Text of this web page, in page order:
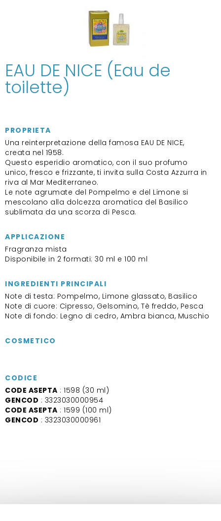
EAU DE NICE (Eau de
toilette)
PROPRIETA
Una reinterpretazione della famosa EAU DE NICE,
creata nel 1958.
Questo esperidio aromatico, con il suo profumo
unico, fresco e frizzante, ti invita sulla Costa Azzurra in
riva al Mar Mediterraneo.
Le note agrumate del Pompelmo e del Limone si
mescolano alla dolcezza aromatica del Basilico
sublimata da una scorza di Pesca.
APPLICAZIONE
Fragranza mista
Disponibile in 2 formati: 30 ml e 100 ml
INGREDIENTI PRINCIPALI
Note di testa: Pompelmo, Limone glassato, Basilico
Note di cuore: Cipresso, Gelsomino, Tè freddo, Pesca
Note di fondo: Legno di cedro, Ambra bianca, Muschio
COSMETICO
CODICE
CODE ASEPTA : 1598 (30 ml)
GENCOD : 3323030000954
CODE ASEPTA : 1599 (100 ml)
GENCOD : 3323030000961